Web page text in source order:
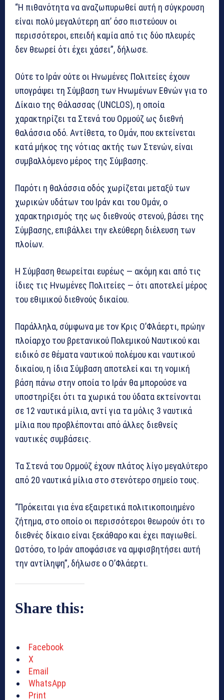
“Η πιθανότητα να αναζωπυρωθεί αυτή η σύγκρουση
είναι πολύ μεγαλύτερη απ’ όσο πιστεύουν οι
περισσότεροι, επειδή καμία από τις δύο πλευρές
δεν θεωρεί ότι έχει χάσει”, δήλωσε.
Ούτε το Ιράν ούτε οι Ηνωμένες Πολιτείες έχουν
υπογράψει τη Σύμβαση των Ηνωμένων Εθνών για το
Δίκαιο της Θάλασσας (UNCLOS), η οποία
χαρακτηρίζει τα Στενά του Ορμούζ ως διεθνή
θαλάσσια οδό. Αντίθετα, το Ομάν, που εκτείνεται
κατά μήκος της νότιας ακτής των Στενών, είναι
συμβαλλόμενο μέρος της Σύμβασης.
Παρότι η θαλάσσια οδός χωρίζεται μεταξύ των
χωρικών υδάτων του Ιράν και του Ομάν, ο
χαρακτηρισμός της ως διεθνούς στενού, βάσει της
Σύμβασης, επιβάλλει την ελεύθερη διέλευση των
πλοίων.
Η Σύμβαση θεωρείται ευρέως — ακόμη και από τις
ίδιες τις Ηνωμένες Πολιτείες — ότι αποτελεί μέρος
του εθιμικού διεθνούς δικαίου.
Παράλληλα, σύμφωνα με τον Κρις Ο’Φλάερτι, πρώην
πλοίαρχο του βρετανικού Πολεμικού Ναυτικού και
ειδικό σε θέματα ναυτικού πολέμου και ναυτικού
δικαίου, η ίδια Σύμβαση αποτελεί και τη νομική
βάση πάνω στην οποία το Ιράν θα μπορούσε να
υποστηρίξει ότι τα χωρικά του ύδατα εκτείνονται
σε 12 ναυτικά μίλια, αντί για τα μόλις 3 ναυτικά
μίλια που προβλέπονται από άλλες διεθνείς
ναυτικές συμβάσεις.
Τα Στενά του Ορμούζ έχουν πλάτος λίγο μεγαλύτερο
από 20 ναυτικά μίλια στο στενότερο σημείο τους.
“Πρόκειται για ένα εξαιρετικά πολιτικοποιημένο
ζήτημα, στο οποίο οι περισσότεροι θεωρούν ότι το
διεθνές δίκαιο είναι ξεκάθαρο και έχει παγιωθεί.
Ωστόσο, το Ιράν αποφάσισε να αμφισβητήσει αυτή
την αντίληψη”, δήλωσε ο Ο’Φλάερτι.
Share this:
Facebook
X
Email
WhatsApp
Print